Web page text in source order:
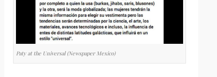
Paty at the Universal (Newspaper Mexico)